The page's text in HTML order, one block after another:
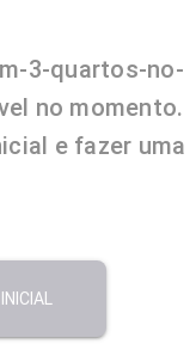
3-quartos-no-
no momento.
e fazer uma